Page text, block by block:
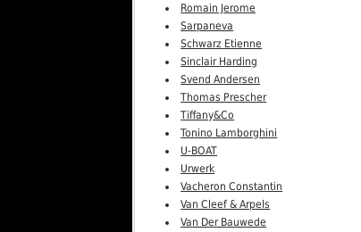
Romain Jerome
Sarpaneva
Schwarz Etienne
Sinclair Harding
Svend Andersen
Thomas Prescher
Tiffany&Co
Tonino Lamborghini
U-BOAT
Urwerk
Vacheron Constantin
Van Cleef & Arpels
Van Der Bauwede